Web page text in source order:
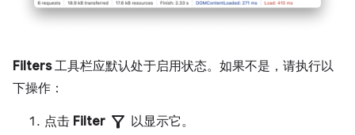
Filters工具栏应默认处于启用状态。如果不是，请执行以
下操作：
点击 Filter filter_alt 以显示它。